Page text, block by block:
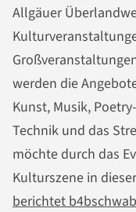
Allgäuer
werden die
Kunst, Musik,
Technik und das
möchte durch das
Kulturszene in
berichtet